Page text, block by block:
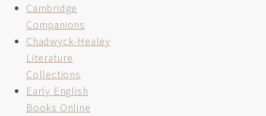
Cambridge
Companions
Chadwyck-Healey
Literature
Collections
Early English
Books Online